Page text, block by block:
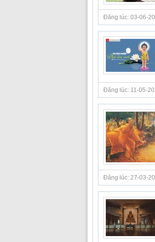
Đăng lúc: 03-06-
Đăng lúc: 11-05-
Đăng lúc: 27-03-